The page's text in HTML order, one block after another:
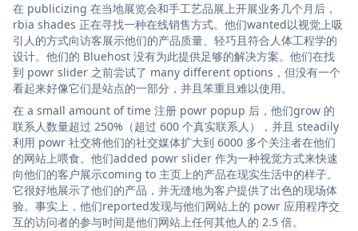
在 publicizing 在当地展览会和手工艺品展上开展业务几个月后，
rbia shades 正在寻找一种在线销售方式。他们wanted以视觉上吸
引人的方式向访客展示他们的产品质量、轻巧且符合人体工程学的
设计。他们的 Bluehost 没有为此提供足够的解决方案。他们在找
到 powr slider 之前尝试了 many different options，但没有一个
看起来好像它们是站点的一部分，并且笨重且难以使用。
在 a small amount of time 注册 powr popup 后，他们grow 的
联系人数量超过 250%（超过 600 个真实联系人），并且 steadily
利用 powr 社交将他们的社交媒体扩大到 6000 多个关注者在他们
的网站上喂食。他们added powr slider 作为一种视觉方式来快速
向他们的客户展示coming to 主页上的产品在现实生活中的样子。
它很好地展示了他们的产品，并无缝地为客户提供了出色的现场体
验。事实上，他们reported发现与他们网站上的 powr 应用程序交
互的访问者的参与时间是他们网站上任何其他人的 2.5 倍。